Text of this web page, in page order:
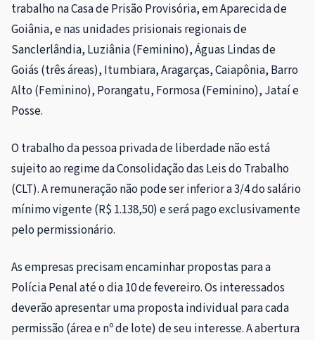
trabalho na Casa de Prisão Provisória, em Aparecida de
Goiânia, e nas unidades prisionais regionais de
Sanclerlândia, Luziânia (Feminino), Águas Lindas de
Goiás (três áreas), Itumbiara, Aragarças, Caiapônia, Barro
Alto (Feminino), Porangatu, Formosa (Feminino), Jataí e
Posse.
O trabalho da pessoa privada de liberdade não está
sujeito ao regime da Consolidação das Leis do Trabalho
(CLT). A remuneração não pode ser inferior a 3/4 do salário
mínimo vigente (R$ 1.138,50) e será pago exclusivamente
pelo permissionário.
As empresas precisam encaminhar propostas para a
Polícia Penal até o dia 10 de fevereiro. Os interessados
deverão apresentar uma proposta individual para cada
permissão (área e nº de lote) de seu interesse. A abertura